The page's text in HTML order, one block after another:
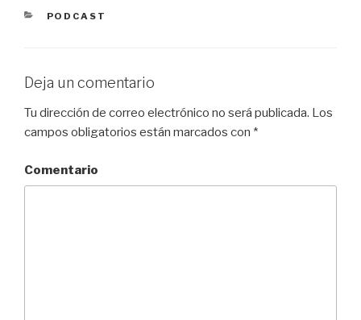
CATEGORÍAS
PODCAST
Deja un comentario
Tu dirección de correo electrónico no será publicada. Los
campos obligatorios están marcados con *
Comentario